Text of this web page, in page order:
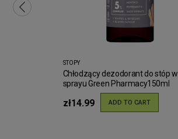
STOPY
Chłodzący dezodorant do stóp w
sprayu Green Pharmacy150ml
zł14.99 ADD TO CART